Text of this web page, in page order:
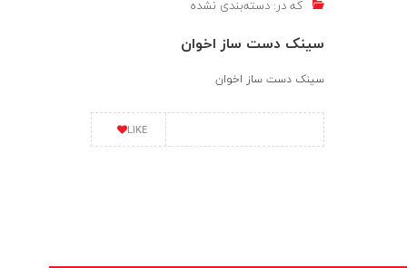
که در: دسته‌بندی نشده
سینک دست ساز اخوان
سینک دست ساز اخوان
LIKE